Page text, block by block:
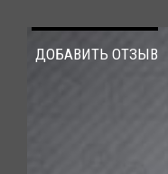
ДОБАВИТЬ ОТЗЫВ